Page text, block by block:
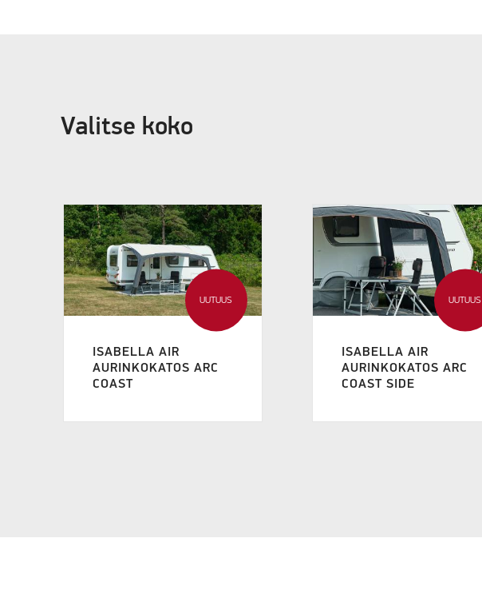
Valitse koko
UUTUUS
ISABELLA AIR
AURINKOKATOS ARC
COAST
UUTUUS
ISABELLA AIR
AURINKOKATOS ARC
COAST SIDE